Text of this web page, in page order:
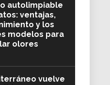
autolimpiable
ventajas,
y los
modelos para
olores
vuelve